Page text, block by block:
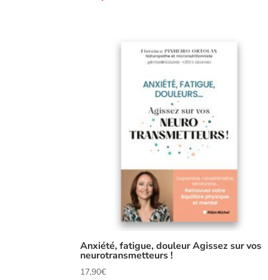
Anxiété, fatigue, douleur Agissez sur vos
neurotransmetteurs !
17,90€